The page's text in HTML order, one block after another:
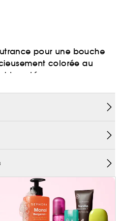
pour une bouche
colorée au
boosté.
?
texture miroitante
SEPHORA COLLECTION
brillance bombée
instantanément
pour une nuance
aux reflets irisés pour
impactante.
prélève et